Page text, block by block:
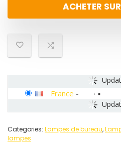
ACHETER
France -
Categories: Lampes de bureau,
lampes